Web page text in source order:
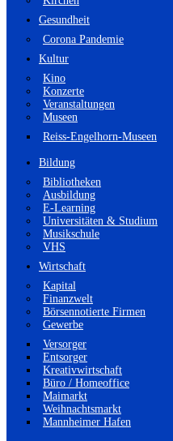
Gesundheit
Corona Pandemie
Kultur
Kino
Konzerte
Veranstaltungen
Museen
Reiss-Engelhorn-Museen
Bildung
Bibliotheken
Ausbildung
E-Learning
Universitäten & Studium
Musikschule
VHS
Wirtschaft
Kapital
Finanzwelt
Börsennotierte Firmen
Gewerbe
Versorger
Entsorger
Kreativwirtschaft
Büro / Homeoffice
Maimarkt
Weihnachtsmarkt
Mannheimer Hafen